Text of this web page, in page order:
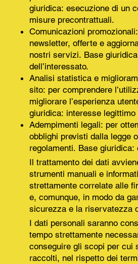
giuridica: esecuzione di un
misure precontrattuali.
Comunicazioni
newsletter, offerte e
nostri servizi. Base
dell’interessato.
Analisi statistica e
sito: per comprendere
migliorare l’esperienza
giuridica: interesse legittimo
Adempimenti legali: per
obblighi previsti dalla legge
regolamenti. Base giuridica:
Il trattamento dei dati
strumenti manuali e
strettamente correlate alle
e, comunque, in modo da
sicurezza e la riservatezza
I dati personali saranno
tempo strettamente
conseguire gli scopi per cui
raccolti, nel rispetto dei